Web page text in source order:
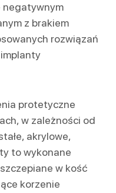
negatywnym
z brakiem
rozwiązań
protetyczne
w zależności od
akrylowe,
to wykonane
w kość
korzenie